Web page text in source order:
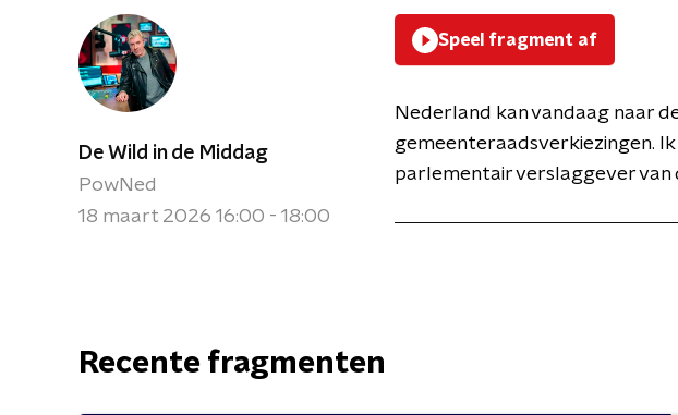
De Wild in de Middag
PowNed
18 maart 2026 16:00 - 18:00
Speel fragment af
Nederland kan vandaag naar
gemeenteraadsverkiezingen.
parlementair verslaggever van
Recente fragmenten